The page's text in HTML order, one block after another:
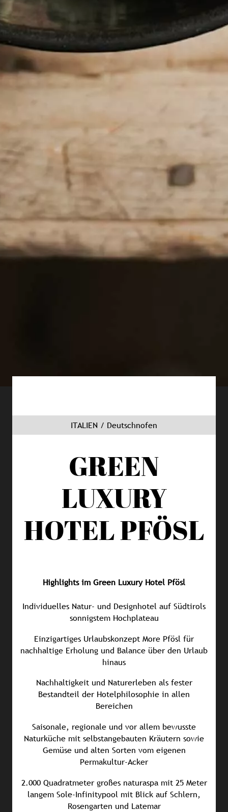
ITALIEN / Deutschnofen
GREEN
LUXURY
HOTEL PFÖSL
Highlights im Green Luxury Hotel Pfösl
Individuelles Natur- und Designhotel auf Südtirols
sonnigstem Hochplateau
Einzigartiges Urlaubskonzept More Pfösl für
nachhaltige Erholung und Balance über den Urlaub
hinaus
Nachhaltigkeit und Naturerleben als fester
Bestandteil der Hotelphilosophie in allen
Bereichen
Saisonale, regionale und vor allem bewusste
Naturküche mit selbstangebauten Kräutern sowie
Gemüse und alten Sorten vom eigenen
Permakultur-Acker
2.000 Quadratmeter großes naturaspa mit 25 Meter
langem Sole-Infinitypool mit Blick auf Schlern,
Rosengarten und Latemar